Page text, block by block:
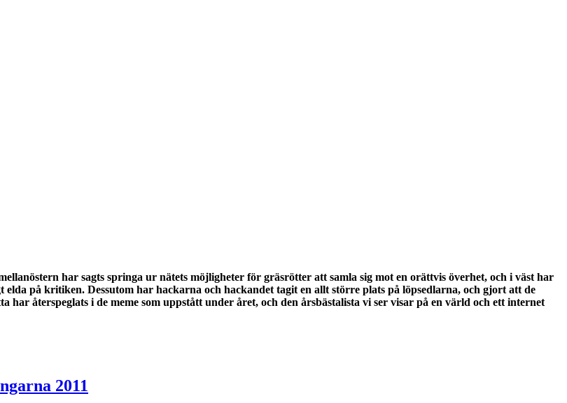
har sagts springa ur nätets möjligheter för gräsrötter att samla sig mot en orättvis överhet, och i väst har
på kritiken. Dessutom har hackarna och hackandet tagit en allt större plats på löpsedlarna, och gjort att de
återspeglats i de meme som uppstått under året, och den årsbästalista vi ser visar på en värld och ett internet
2011